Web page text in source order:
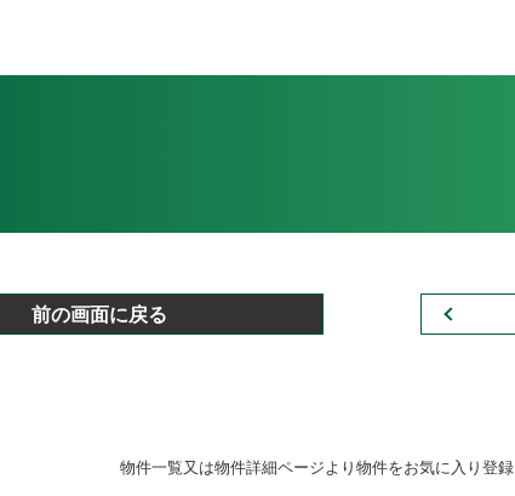
前の画面に戻る
物件一覧又は物件詳細ページより物件をお気に入り登録